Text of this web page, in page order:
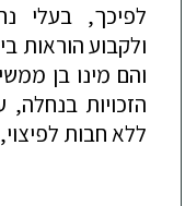
לפיכך, בעלי
ולקבוע הוראות
והם מינו בן
הזכויות בנחלה,
ללא חבות לפיצוי,